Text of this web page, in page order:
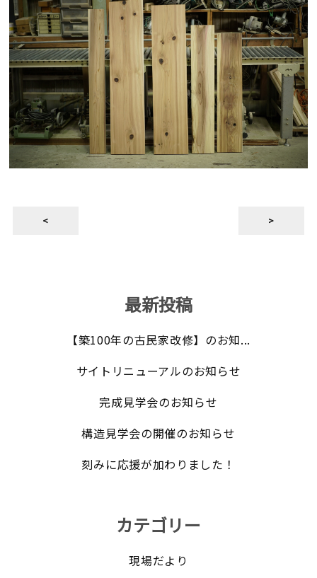
< >
最新投稿
【築100年の古民家改修】のお知...
サイトリニューアルのお知らせ
完成見学会のお知らせ
構造見学会の開催のお知らせ
刻みに応援が加わりました！
カテゴリー
現場だより